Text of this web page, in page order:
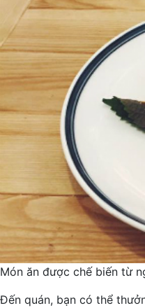
Món ăn được chế biến từ
Đến quán, bạn có thể